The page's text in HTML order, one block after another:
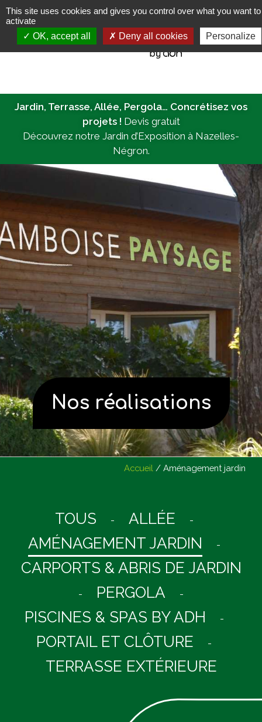
MENU
Jardin, Terrasse, Allée, Pergola… Concrétisez vos
projets ! Devis gratuit
Découvrez notre Jardin d’Exposition à Nazelles-
Négron.
Nos réalisations
Accueil / Aménagement jardin
TOUS - ALLÉE -
AMÉNAGEMENT JARDIN -
CARPORTS & ABRIS DE JARDIN
- PERGOLA -
PISCINES & SPAS BY ADH -
PORTAIL ET CLÔTURE -
TERRASSE EXTÉRIEURE
This site uses cookies and gives you control over what you want to
activate
OK, accept all
Deny all cookies Personalize